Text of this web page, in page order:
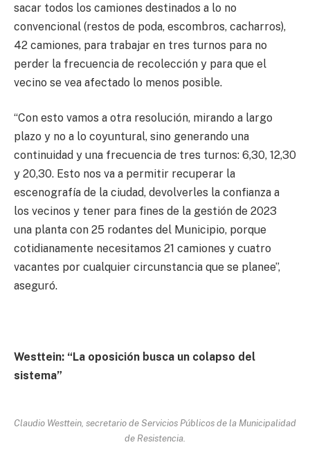
sacar todos los camiones destinados a lo no
convencional (restos de poda, escombros, cacharros),
42 camiones, para trabajar en tres turnos para no
perder la frecuencia de recolección y para que el
vecino se vea afectado lo menos posible.
“Con esto vamos a otra resolución, mirando a largo
plazo y no a lo coyuntural, sino generando una
continuidad y una frecuencia de tres turnos: 6,30, 12,30
y 20,30. Esto nos va a permitir recuperar la
escenografía de la ciudad, devolverles la confianza a
los vecinos y tener para fines de la gestión de 2023
una planta con 25 rodantes del Municipio, porque
cotidianamente necesitamos 21 camiones y cuatro
vacantes por cualquier circunstancia que se planee”,
aseguró.
Westtein: “La oposición busca un colapso del
sistema”
Claudio Westtein, secretario de Servicios Públicos de la Municipalidad
de Resistencia.